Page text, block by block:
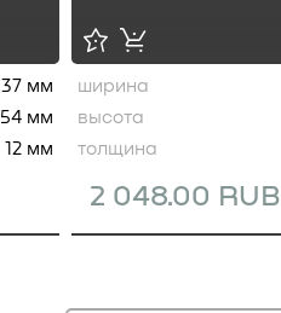
37 мм
54 мм
12 мм
2 048.00 RUB
ширина
высота
толщина